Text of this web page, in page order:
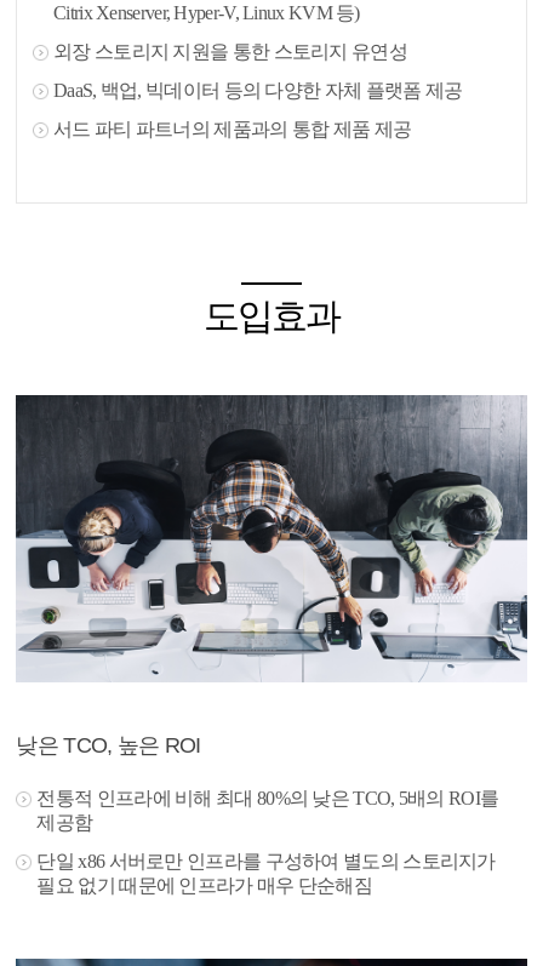
Citrix Xenserver, Hyper-V, Linux KVM 등)
외장 스토리지 지원을 통한 스토리지 유연성
DaaS, 백업, 빅데이터 등의 다양한 자체 플랫폼 제공
서드 파티 파트너의 제품과의 통합 제품 제공
도입효과
낮은 TCO, 높은 ROI
전통적 인프라에 비해 최대 80%의 낮은 TCO, 5배의 ROI를
제공함
단일 x86 서버로만 인프라를 구성하여 별도의 스토리지가
필요 없기 때문에 인프라가 매우 단순해짐